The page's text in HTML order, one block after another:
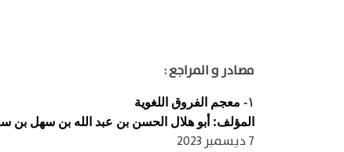
مصادر و المراجع :
١-
معجم الفروق اللغوية
المؤلف: أبو هلال الحسن بن عبد الله بن سهل بن
7 ديسمبر 2023